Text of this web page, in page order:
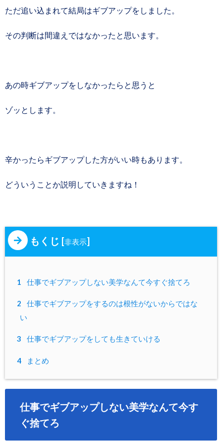
ただ追い込まれて結局はギブアップをしました。
その判断は間違えではなかったと思います。
あの時ギブアップをしなかったらと思うと
ゾッとします。
辛かったらギブアップした方がいい時もあります。
どういうことか説明していきますね！
もくじ [非表示]
1 仕事でギブアップしない美学なんて今すぐ捨てろ
2
仕事でギブアップをするのは根性がないからではな
い
3 仕事でギブアップをしても生きていける
4 まとめ
仕事でギブアップしない美学なんて今す
ぐ捨てろ